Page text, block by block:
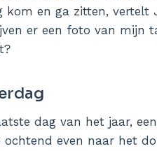
kom en ga zitten,
er een foto van mijn
dag van het jaar,
ochtend even naar het